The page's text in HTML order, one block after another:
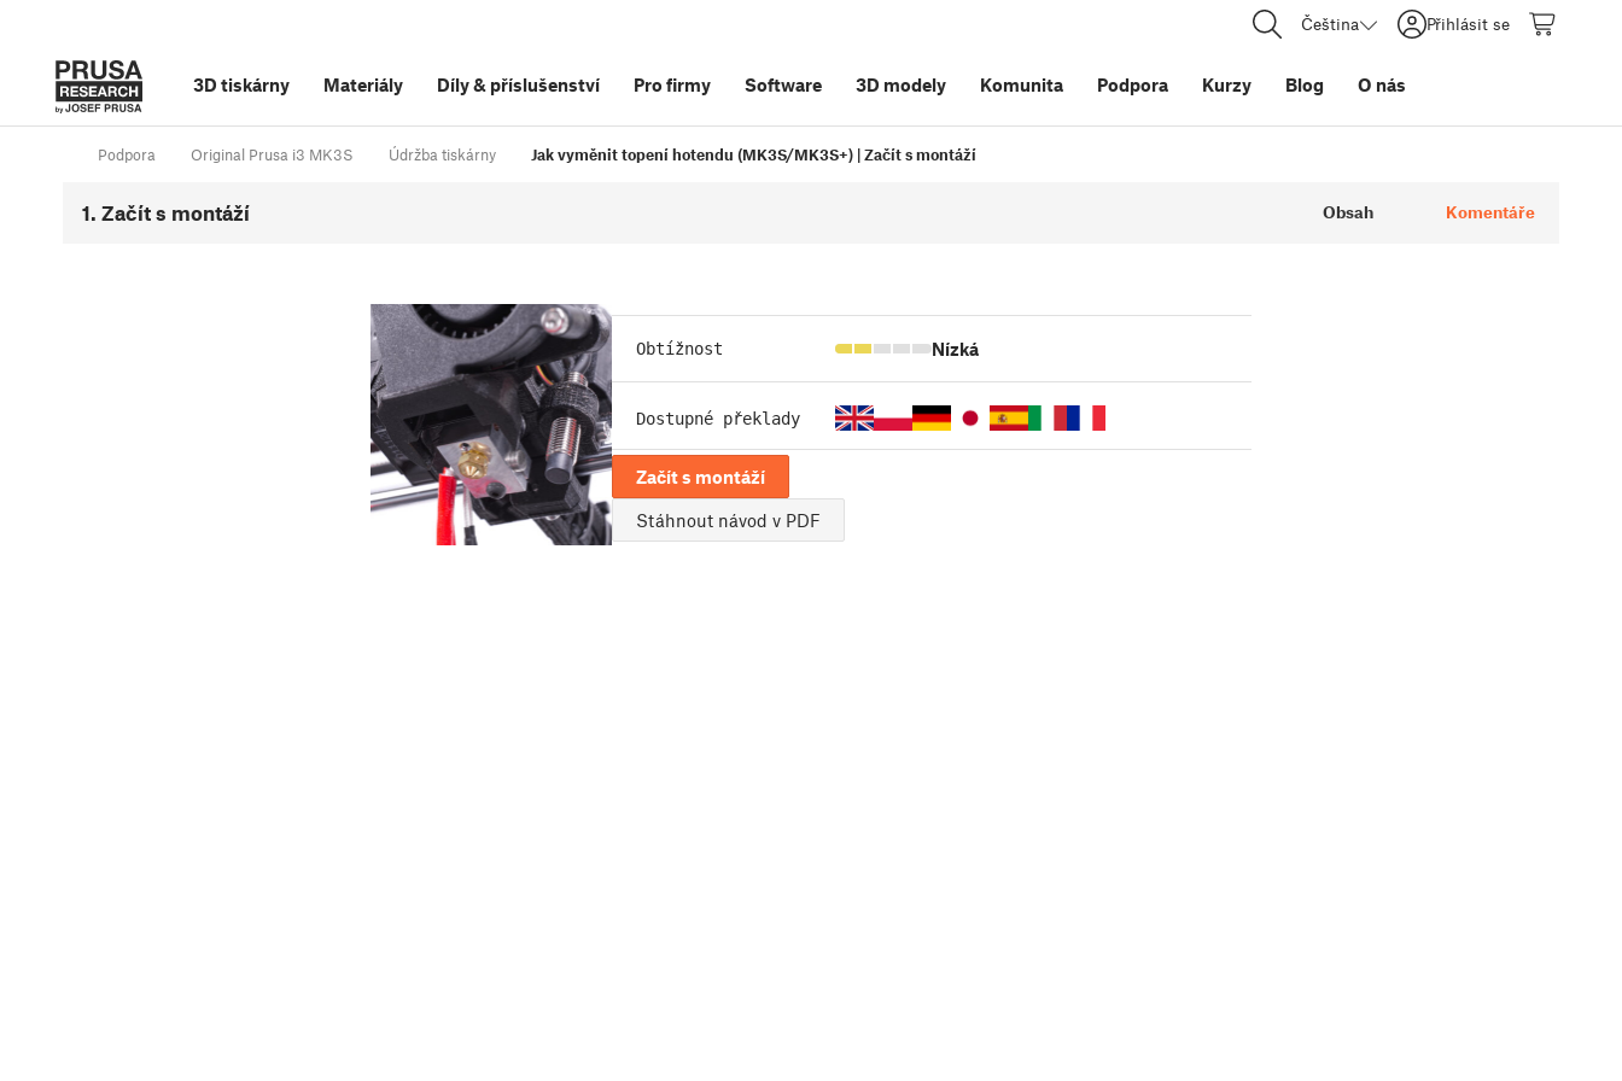
Čeština Přihlásit se
3D tiskárny Materiály Díly& příslušenství Pro firmy Software 3D modely Komunita Podpora Kurzy Blog O nás
Podpora Original Prusa i3 MK3S Údržba tiskárny Jak vyměnit topení hotendu (MK3S/MK3S+) | Začít s montáží
1. Začít s montáží Obsah Komentáře
Obtížnost Nízká
Dostupné překlady
Začít s montáží
Stáhnout návod v PDF